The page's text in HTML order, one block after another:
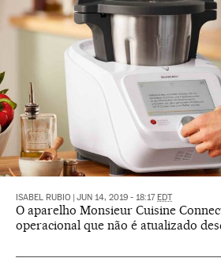
ISABEL RUBIO JUN 14, 2019 - 18:17 EDT
O aparelho Monsieur Cuisine
operacional que não é atualizado